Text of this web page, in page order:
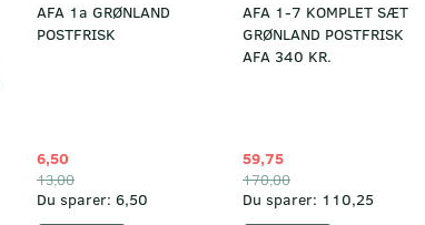
AFA 1a GRØNLAND
POSTFRISK
6,50
13,00
Du sparer: 6,50
AFA 1-7 KOMPLET SÆT
GRØNLAND POSTFRISK
AFA 340 KR.
59,75
170,00
Du sparer: 110,25